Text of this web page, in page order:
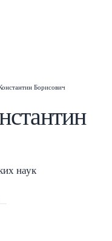
Борисович
наук